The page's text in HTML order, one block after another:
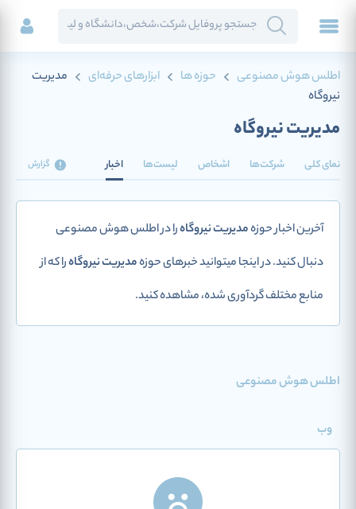
اطلس هوش مصنوعی حوزه ها ابزارهای حرفه‌ای
مدیریت
نیروگاه
مدیریت نیروگاه
نمای کلی شرکت‌ها اشخاص لیست‌ها اخبار گزارش
آخرین اخبار حوزهمدیریت نیروگاهرا در اطلس هوش مصنوعی
دنبال کنید. در اینجا میتوانید خبرهای حوزهمدیریت نیروگاهرا که از
منابع مختلف گردآوری شده، مشاهده کنید.
اطلس هوش مصنوعی
وب